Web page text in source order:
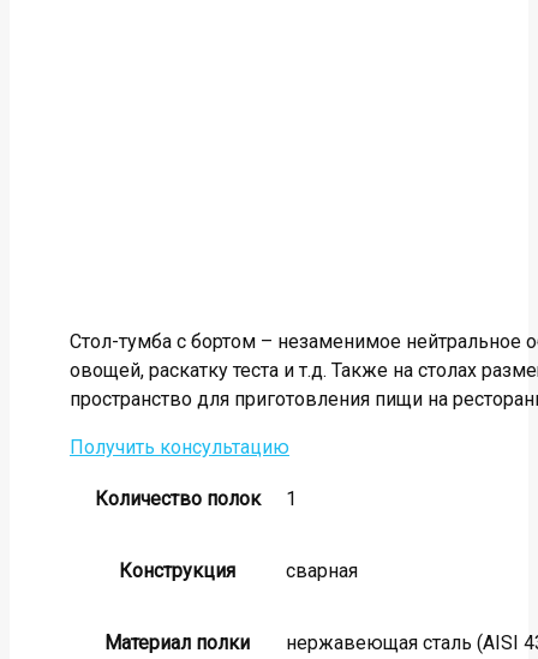
Стол-тумба с бортом – незаменимое нейтральное
овощей, раскатку теста и т.д. Также на столах
пространство для приготовления пищи на
Получить консультацию
Количество полок 1
Конструкция сварная
Материал полки нержавеющая сталь (AISI